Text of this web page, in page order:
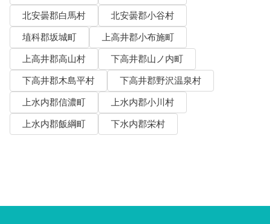
北安曇郡白馬村
北安曇郡小谷村
埴科郡坂城町
上高井郡小布施町
上高井郡高山村
下高井郡山ノ内町
下高井郡木島平村
下高井郡野沢温泉村
上水内郡信濃町
上水内郡小川村
上水内郡飯綱町
下水内郡栄村